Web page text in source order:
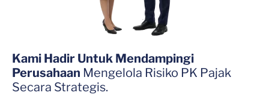
Kami Hadir Untuk Mendampingi
Perusahaan Mengelola Risiko PK Pajak
Secara Strategis.